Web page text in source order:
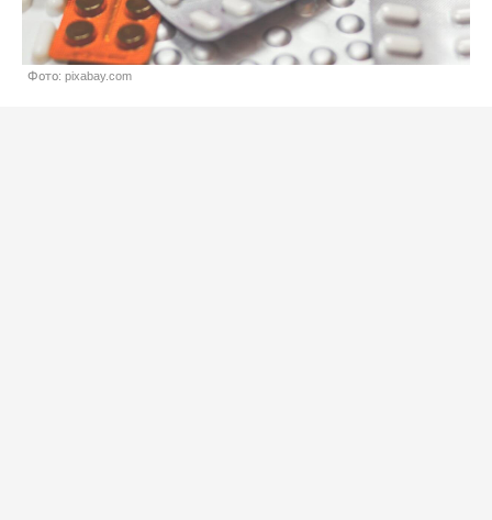
Фото: pixabay.com